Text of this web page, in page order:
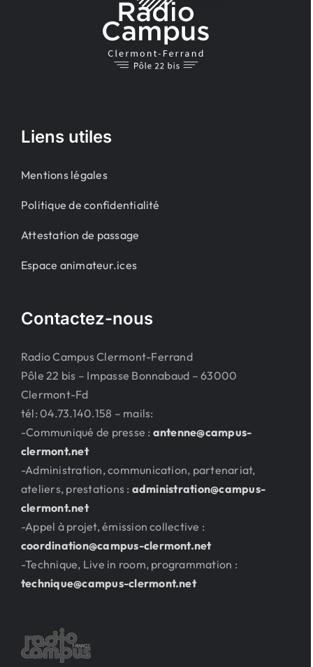
Liens utiles
Mentions légales
Politique de confidentialité
Attestation de passage
Espace animateur.ices
Contactez-nous
Radio Campus Clermont-Ferrand
Pôle 22 bis – Impasse Bonnabaud – 63000
Clermont-Fd
tél: 04.73.140.158 – mails:
-Communiqué de presse : antenne@campus-
clermont.net
-Administration, communication, partenariat,
ateliers, prestations : administration@campus-
clermont.net
-Appel à projet, émission collective :
coordination@campus-clermont.net
-Technique, Live in room, programmation :
technique@campus-clermont.net